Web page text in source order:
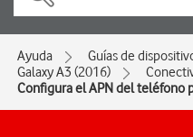
Ayuda Guías de
Galaxy A3 (2016)
Configura el APN del teléfono